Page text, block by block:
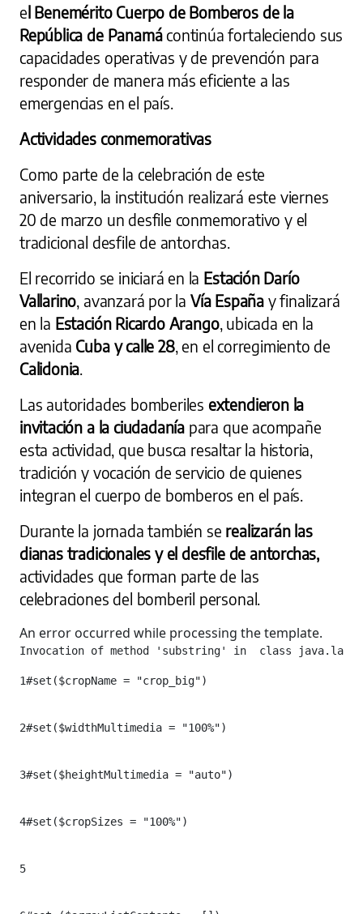
el Benemérito Cuerpo de Bomberos de la
República de Panamácontinúa fortaleciendo sus
capacidades operativas y de prevención para
responder de manera más eficiente a las
emergencias en el país.
Actividades conmemorativas
Como parte de la celebración de este
aniversario, la institución realizará este viernes
20 de marzo un desfile conmemorativo y el
tradicional desfile de antorchas.
El recorrido se iniciará en la Estación Darío
Vallarino , avanzará por la Vía España y finalizará
en la Estación Ricardo Arango, ubicada en la
avenida Cuba y calle 28, en el corregimiento de
Calidonia
Las autoridades bomberiles extendieron la
invitación a la ciudadanía para que acompañe
esta actividad, que busca resaltar la historia,
tradición y vocación de servicio de quienes
integran el cuerpo de bomberos en el país.
Durante la jornada también se realizarán las
dianas tradicionales y el desfile de antorchas,
actividades que forman parte de las
celebraciones del bomberil personal.
An error occurred while processing the template.
Invocation of method 'substring' in  class
1#set($cropName = "crop_big")
2#set($widthMultimedia = "100%")
3#set($heightMultimedia = "auto")
4#set($cropSizes = "100%")
5